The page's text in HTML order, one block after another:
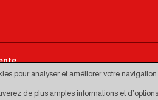
pour analyser et améliorer votre navigation
de plus amples informations et d’options
Site
1998